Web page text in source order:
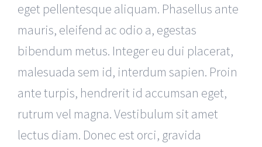
eget pellentesque aliquam. Phasellus ante
mauris, eleifend ac odio a, egestas
bibendum metus. Integer eu dui placerat,
malesuada sem id, interdum sapien. Proin
ante turpis, hendrerit id accumsan eget,
rutrum vel magna. Vestibulum sit amet
lectus diam. Donec est orci, gravida